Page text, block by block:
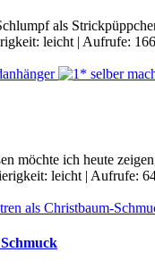
als
leicht | Aufrufe:
möchte ich heute
leicht | Aufrufe: